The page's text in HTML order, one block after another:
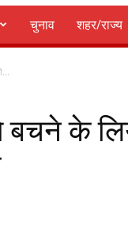
चुनाव शहर/राज्य
के